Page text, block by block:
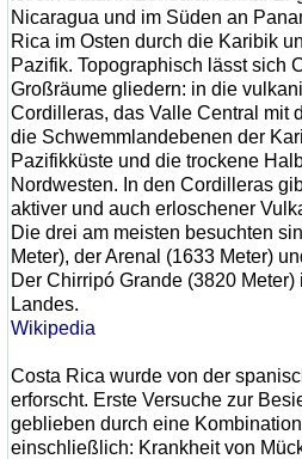
Nicaragua und im Süden an
Rica im Osten durch die Karibik
Pazifik. Topographisch lässt sich
Großräume gliedern: in die
Cordilleras, das Valle Central mit
die Schwemmlandebenen der
Pazifikküste und die trockene
Nordwesten. In den Cordilleras
aktiver und auch erloschener
Die drei am meisten besuchten
Meter), der Arenal (1633 Meter)
Der Chirripó Grande (3820
Landes.
Wikipedia
Costa Rica wurde von der
erforscht. Erste Versuche zur
geblieben durch eine
einschließlich: Krankheit von